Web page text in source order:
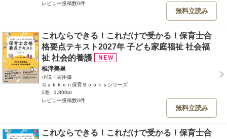
レビュー投稿数0件
無料立読み
これならできる！これだけで受かる！保育士合
格要点テキスト2027年 子ども家庭福祉 社会福
祉 社会的養護
椎津美里
小説・実用書
Ｇａｋｋｅｎ保育Ｂｏｏｋｓシリーズ
1巻
1,800pt
レビュー投稿数0件
無料立読み
これならできる！これだけで受かる！保育士合